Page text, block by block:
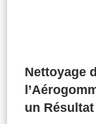
Nettoyage
un